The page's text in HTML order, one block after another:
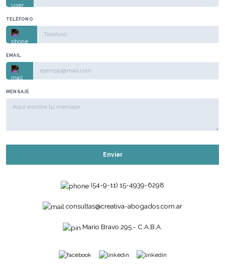
TELÉFONO
EMAIL
MENSAJE
Enviar
(54-9-11) 15-4939-6298
consultas@creativa-abogados.com.ar
Mario Bravo 295 - C.A.B.A.